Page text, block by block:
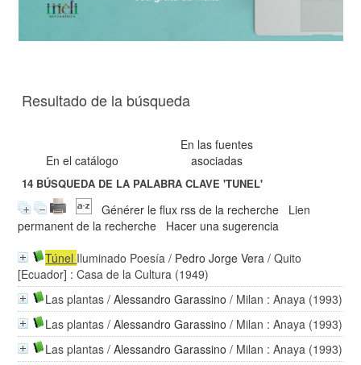
Resultado de la búsqueda
En el catálogo
En las fuentes
asociadas
14 BÚSQUEDA DE LA PALABRA CLAVE'TUNEL'
Générer le flux rss de la recherche
Lien
permanent de la recherche
Hacer una sugerencia
Túnel Iluminado Poesía / Pedro Jorge Vera / Quito
[Ecuador] : Casa de la Cultura (1949)
Las plantas /Alessandro Garassino / Milan : Anaya (1993)
Las plantas /Alessandro Garassino / Milan : Anaya (1993)
Las plantas /Alessandro Garassino / Milan : Anaya (1993)